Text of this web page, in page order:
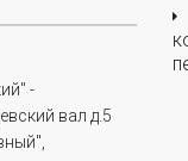
-
вал д.5